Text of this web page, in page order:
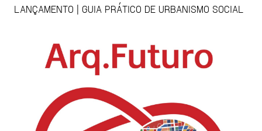
LANÇAMENTO | GUIA PRÁTICO DE URBANISMO SOCIAL